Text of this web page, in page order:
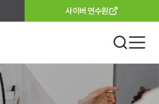
사이버 연수원
외래진료